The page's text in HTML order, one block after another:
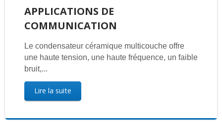
APPLICATIONS DE
COMMUNICATION
Le condensateur céramique multicouche offre
une haute tension, une haute fréquence, un faible
bruit,...
Lire la suite